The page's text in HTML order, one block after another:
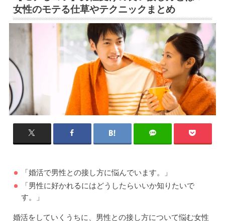
女性のモテる仕草やテクニックまとめ
「婚活で男性との接し方に悩んでいます。」
「男性に好かれるにはどうしたらいいか知りたいで
す。」
婚活をしていくうちに、男性との接し方について悩む女性